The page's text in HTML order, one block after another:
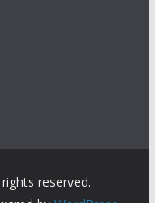
rights reserved.